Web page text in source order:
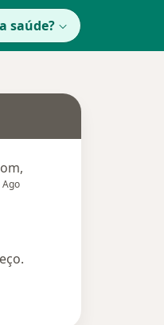
saúde?
Ago